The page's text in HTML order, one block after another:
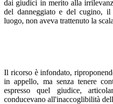
dai giudici in merito alla
del danneggiato e del cugino, il
luogo, non aveva trattenuto la
Il ricorso è infondato,
in appello, ma senza tenere
espresso quel giudice,
conducevano all'inaccoglibilità